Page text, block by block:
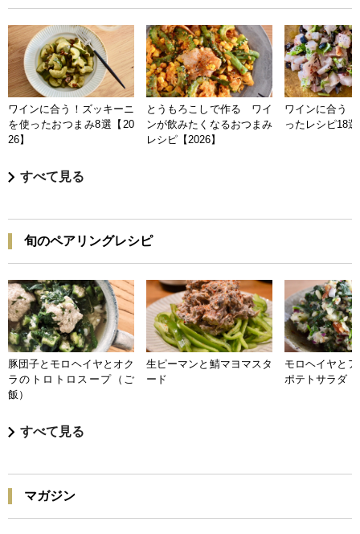
ワインに合う！ズッキーニ
を使ったおつまみ8選【20
26】
とうもろこしで作る ワイ
ンが飲みたくなるおつまみ
レシピ【2026】
ワインに合う
ったレシピ18
すべて見る
旬のペアリングレシピ
豚団子とモロヘイヤとオク
ラのトロトロスープ（ご
飯）
生ピーマンと鯖マヨマスタ
ード
モロヘイヤと
ポテトサラダ
すべて見る
マガジン